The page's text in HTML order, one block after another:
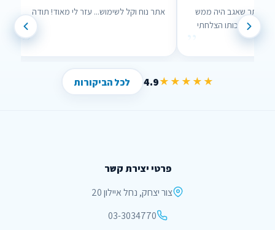
ערכתי השוואה דרך האתר שאגב היה ממש
”
שבאמת אכפת להם!
★★★★★
4.9 לכל הביקורות
פרטי יצירת קשר
צור יצחק, נחל איילון 20
03-3034770